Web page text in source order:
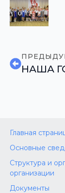
НАША
Главная
Основные
Структура и
организации
Документы